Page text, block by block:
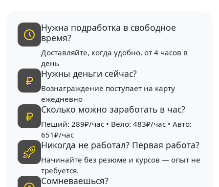
Нужна подработка в свободное
время?
Доставляйте, когда удобно, от 4 часов в
день
Нужны деньги сейчас?
Вознаграждение поступает на карту
ежедневно
Сколько можно заработать в час?
Пеший: 289₽/час • Вело: 483₽/час • Авто:
651₽/час
Никогда не работал? Первая работа?
Начинайте без резюме и курсов — опыт не
требуется.
Сомневаешься?